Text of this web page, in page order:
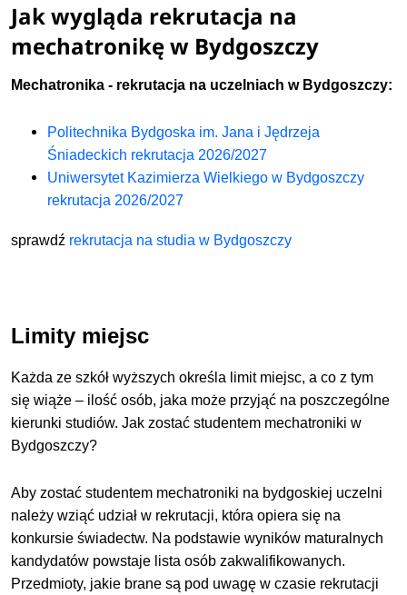
Jak wygląda rekrutacja na
mechatronikę w Bydgoszczy
Mechatronika - rekrutacja na uczelniach w Bydgoszczy:
Politechnika Bydgoska im. Jana i Jędrzeja
Śniadeckich rekrutacja 2026/2027
Uniwersytet Kazimierza Wielkiego w Bydgoszczy
rekrutacja 2026/2027
sprawdź rekrutacja na studia w Bydgoszczy
Limity miejsc
Każda ze szkół wyższych określa limit miejsc, a co z tym
się wiąże – ilość osób, jaka może przyjąć na poszczególne
kierunki studiów. Jak zostać studentem mechatroniki w
Bydgoszczy?
Aby zostać studentem mechatroniki na bydgoskiej uczelni
należy wziąć udział w rekrutacji, która opiera się na
konkursie świadectw. Na podstawie wyników maturalnych
kandydatów powstaje lista osób zakwalifikowanych.
Przedmioty, jakie brane są pod uwagę w czasie rekrutacji